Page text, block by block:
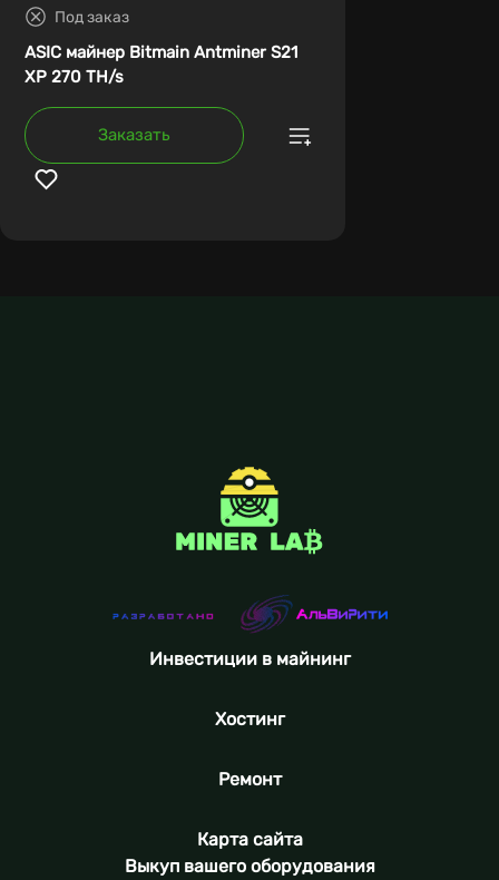
Под заказ
ASIC майнер Bitmain Antminer S21
XP 270 TH/s
Заказать
Инвестиции в майнинг
Хостинг
Ремонт
Карта сайта
Выкуп вашего оборудования